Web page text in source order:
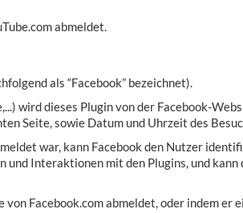
abmeldet.
als “Facebook” bezeichnet).
wird dieses Plugin von der Facebook-
Seite, sowie Datum und Uhrzeit des
war, kann Facebook den Nutzer
Interaktionen mit den Plugins, und kann
Facebook.com abmeldet, oder indem er